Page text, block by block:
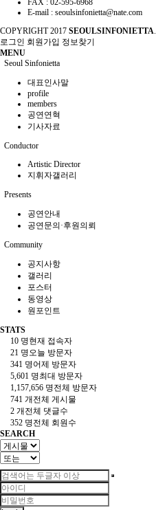
FAX : 02-595-6968
E-mail : seoulsinfonietta@nate.com
COPYRIGHT 2017 SEOULSINFONIETTA
로그인 회원가입 정보찾기
MENU
Seoul Sinfonietta
대표인사말
profile
members
공연연혁
기사자료
Conductor
Artistic Director
지휘자갤러리
Presents
공연안내
공연문의·후원의뢰
Community
공지사항
갤러리
포스터
동영상
원포인트
STATS
10 명현재 접속자
21 명오늘 방문자
341 명어제 방문자
5,601 명최대 방문자
1,157,656 명전체 방문자
741 개 전체 게시물
2 개 전체 댓글수
352 명전체 회원수
SEARCH